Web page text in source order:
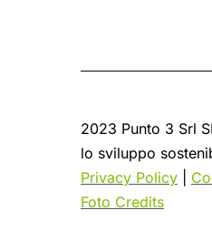
2023 Punto 3 Srl
lo sviluppo
Privacy Policy
Foto Credits